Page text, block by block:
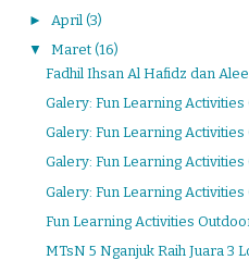
► April (3)
▼ Maret (16)
Fadhil Ihsan Al Hafidz dan
Galery: Fun Learning
Galery: Fun Learning
Galery: Fun Learning
Galery: Fun Learning Activities
Fun Learning Activities
MTsN 5 Nganjuk Raih Juara 3